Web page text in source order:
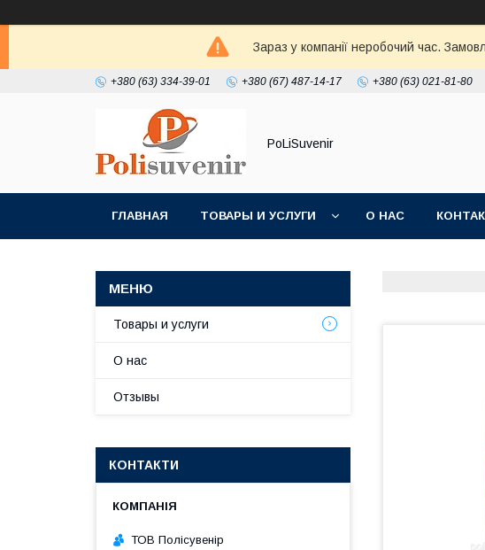
Зараз у компанії неробочий час.
+380 (63) 334-39-01 +380 (67) 487-14-17 +380 (63) 021-81-80
PoLiSuvenir
ГЛАВНАЯ ТОВАРЫ И УСЛУГИ О НАС
Товары и услуги
О нас
Отзывы
КОНТАКТИ
ТОВ Полісувенір